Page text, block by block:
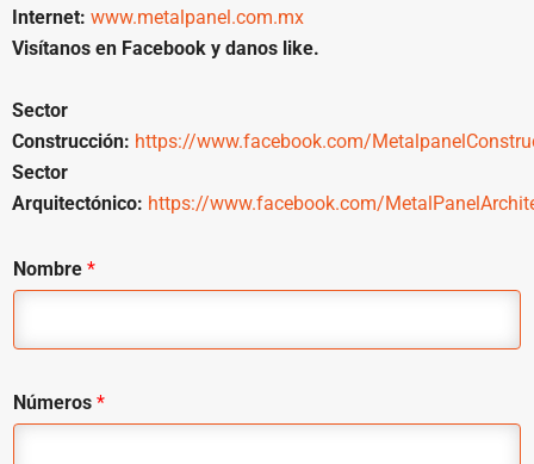
Internet: www.metalpanel.com.mx
Visítanos en Facebook y danos like.
Sector
Construcción: https://www.facebook.com/
Sector
Arquitectónico: https://www.facebook.com/
Nombre *
Números *